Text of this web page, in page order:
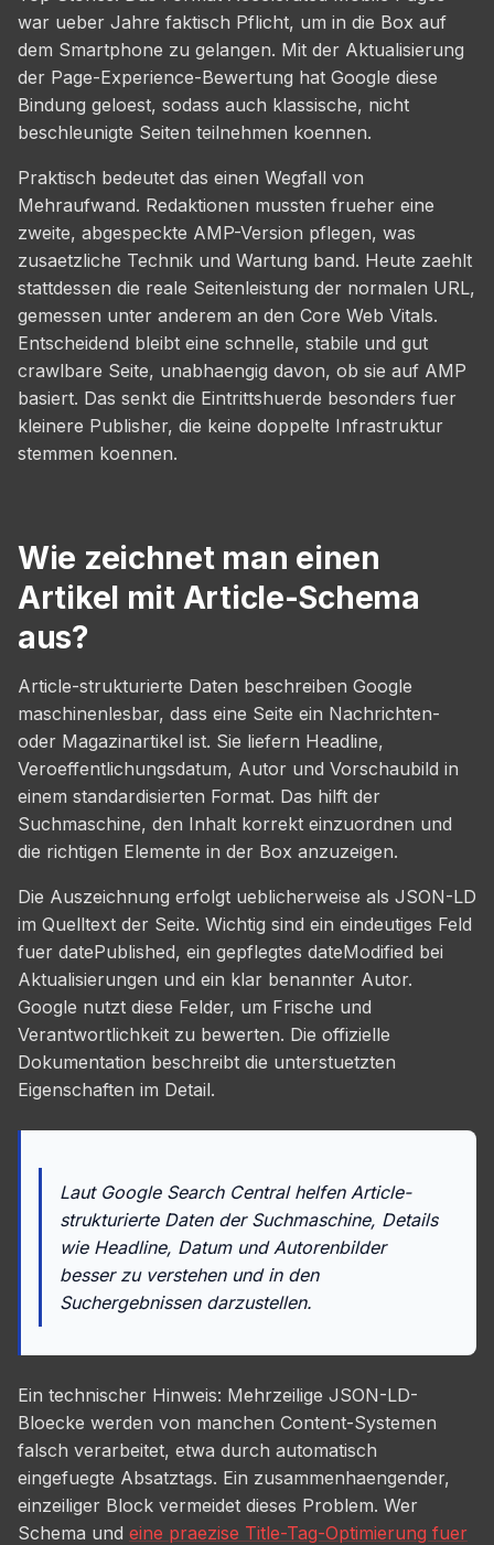
war ueber Jahre faktisch Pflicht, um in die Box auf
dem Smartphone zu gelangen. Mit der Aktualisierung
der Page-Experience-Bewertung hat Google diese
Bindung geloest, sodass auch klassische, nicht
beschleunigte Seiten teilnehmen koennen.
Praktisch bedeutet das einen Wegfall von
Mehraufwand. Redaktionen mussten frueher eine
zweite, abgespeckte AMP-Version pflegen, was
zusaetzliche Technik und Wartung band. Heute zaehlt
stattdessen die reale Seitenleistung der normalen URL,
gemessen unter anderem an den Core Web Vitals.
Entscheidend bleibt eine schnelle, stabile und gut
crawlbare Seite, unabhaengig davon, ob sie auf AMP
basiert. Das senkt die Eintrittshuerde besonders fuer
kleinere Publisher, die keine doppelte Infrastruktur
stemmen koennen.
Wie zeichnet man einen
Artikel mit Article-Schema
aus?
Article-strukturierte Daten beschreiben Google
maschinenlesbar, dass eine Seite ein Nachrichten-
oder Magazinartikel ist. Sie liefern Headline,
Veroeffentlichungsdatum, Autor und Vorschaubild in
einem standardisierten Format. Das hilft der
Suchmaschine, den Inhalt korrekt einzuordnen und
die richtigen Elemente in der Box anzuzeigen.
Die Auszeichnung erfolgt ueblicherweise als JSON-LD
im Quelltext der Seite. Wichtig sind ein eindeutiges Feld
fuer datePublished, ein gepflegtes dateModified bei
Aktualisierungen und ein klar benannter Autor.
Google nutzt diese Felder, um Frische und
Verantwortlichkeit zu bewerten. Die offizielle
Dokumentation beschreibt die unterstuetzten
Eigenschaften im Detail.
Laut Google Search Central helfen Article-
strukturierte Daten der Suchmaschine, Details
wie Headline, Datum und Autorenbilder
besser zu verstehen und in den
Suchergebnissen darzustellen.
Ein technischer Hinweis: Mehrzeilige JSON-LD-
Bloecke werden von manchen Content-Systemen
falsch verarbeitet, etwa durch automatisch
eingefuegte Absatztags. Ein zusammenhaengender,
einzeiliger Block vermeidet dieses Problem. Wer
Schema und eine praezise Title-Tag-Optimierung fuer